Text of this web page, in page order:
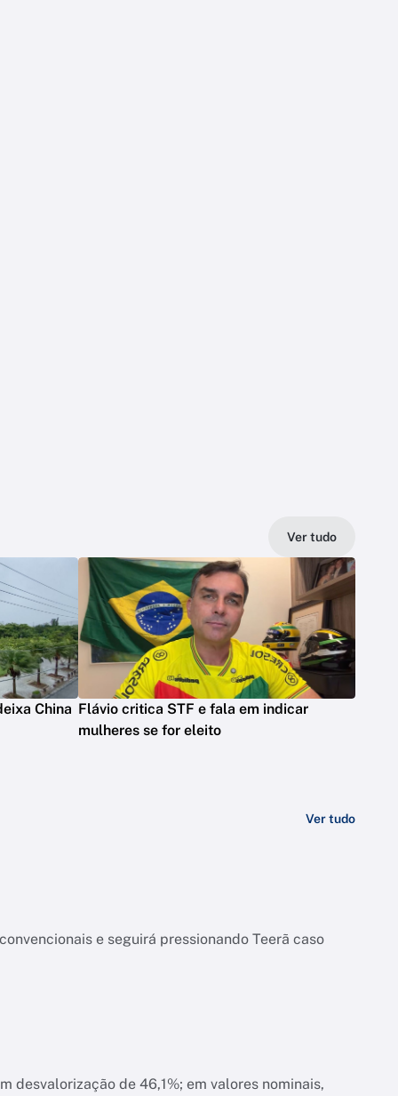
Ver tudo
China Flávio critica STF e fala em indicar
mulheres se for eleito
Ver tudo
e seguirá pressionando Teerã caso
desvalorização de 46,1%; em valores nominais,